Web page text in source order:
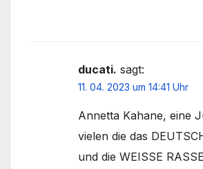
ducati. sagt:
11. 04. 2023 um 14:41 Uhr
Annetta Kahane, eine
vielen die das
und die WEISSE